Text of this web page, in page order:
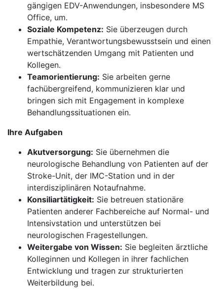
gängigen EDV-Anwendungen, insbesondere MS
Office, um.
Soziale Kompetenz: Sie überzeugen durch
Empathie, Verantwortungsbewusstsein und einen
wertschätzenden Umgang mit Patienten und
Kollegen.
Teamorientierung: Sie arbeiten gerne
fachübergreifend, kommunizieren klar und
bringen sich mit Engagement in komplexe
Behandlungssituationen ein.
Ihre Aufgaben
Akutversorgung: Sie übernehmen die
neurologische Behandlung von Patienten auf der
Stroke-Unit, der IMC-Station und in der
interdisziplinären Notaufnahme.
Konsiliartätigkeit: Sie betreuen stationäre
Patienten anderer Fachbereiche auf Normal- und
Intensivstation und unterstützen bei
neurologischen Fragestellungen.
Weitergabe von Wissen: Sie begleiten ärztliche
Kolleginnen und Kollegen in ihrer fachlichen
Entwicklung und tragen zur strukturierten
Weiterbildung bei.